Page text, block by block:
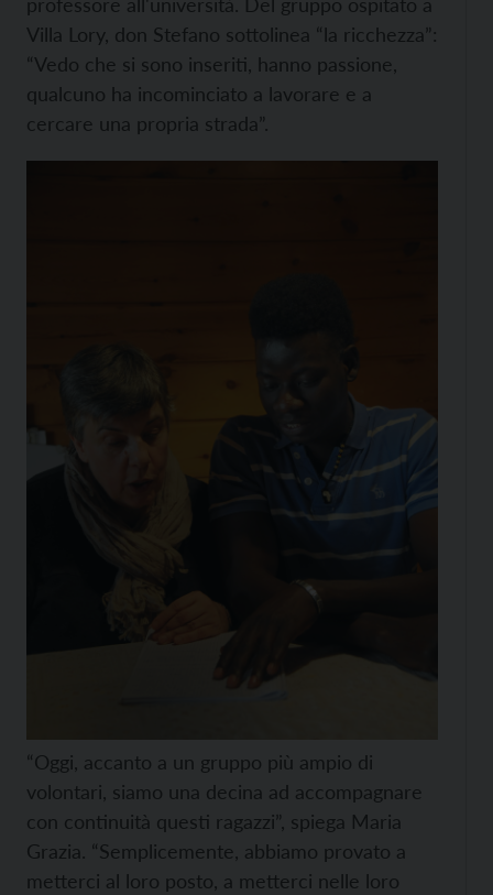
Villa Lory, don Stefano sottolinea “la ricchezza”:
“Vedo che si sono inseriti, hanno passione,
qualcuno ha incominciato a lavorare e a
cercare una propria strada”.
“Oggi, accanto a un gruppo più ampio di
volontari, siamo una decina ad accompagnare
con continuità questi ragazzi”, spiega Maria
Grazia. “Semplicemente, abbiamo provato a
metterci al loro posto, a metterci nelle loro